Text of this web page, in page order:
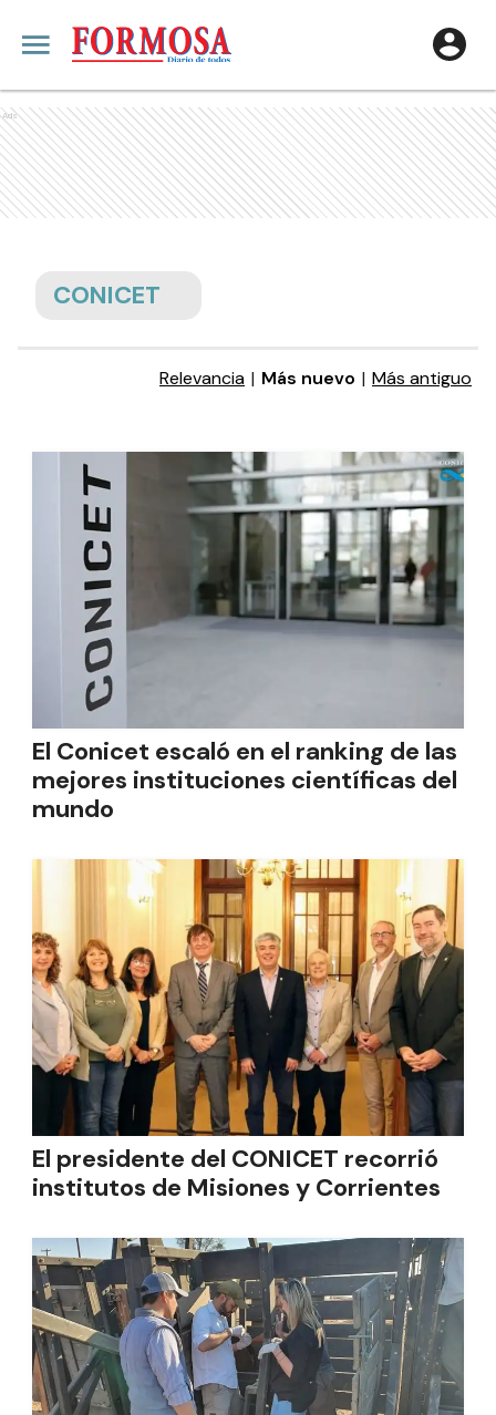
Ads
CONICET
Relevancia | Más nuevo | Más antiguo
El Conicet escaló en el ranking de las
mejores instituciones científicas del
mundo
El presidente del CONICET recorrió
institutos de Misiones y Corrientes